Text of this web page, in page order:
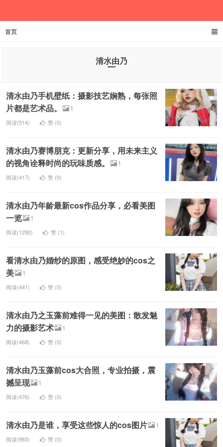
首页
清水由乃
清水由乃手机壁纸：摄影技艺娴熟，每张照
片都是艺术品。
1
阅读(514) 赞 (0)
清水由乃赛博朋克：更新分享，用未来主义
的视角诠释时尚的玩味质感。
1
阅读(417) 赞 (0)
清水由乃年龄最新cos作品分享，必看美图
一览
1
阅读(1292) 赞 (1)
看清水由乃婚纱的原图，感受绝妙的cos之
美
1
阅读(441) 赞 (0)
清水由乃之玉藻前难得一见的美图：散发魅
力的摄影艺术
1
阅读(468) 赞 (0)
清水由乃玉藻前cos大合照，专业拍摄，震
撼呈现
1
阅读(476) 赞 (0)
清水由乃是谁，享受这些惊人的cos图片 1
阅读(965) 赞 (0)